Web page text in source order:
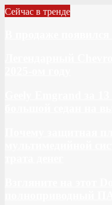
Сейчас в тренде